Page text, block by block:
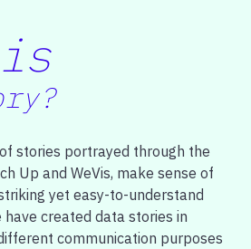
is
stories portrayed through the
Up and WeVis, make sense of
yet easy-to-understand
have created data stories in
communication purposes